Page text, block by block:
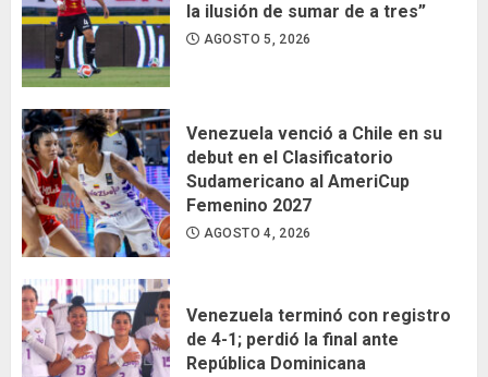
la ilusión de sumar de a tres”
AGOSTO 5, 2026
Venezuela venció a Chile en su
debut en el Clasificatorio
Sudamericano al AmeriCup
Femenino 2027
AGOSTO 4, 2026
Venezuela terminó con registro
de 4-1; perdió la final ante
República Dominicana